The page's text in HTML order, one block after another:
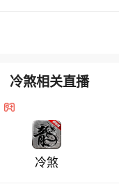
冷煞相关直播
冷煞